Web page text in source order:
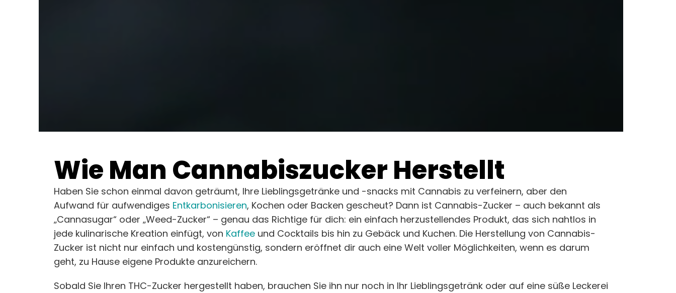
Wie Man Cannabiszucker Herstellt
Haben Sie schon einmal davon geträumt, Ihre Lieblingsgetränke und -snacks mit Cannabis zu verfeinern, aber den
Aufwand für aufwendiges Entkarbonisieren, Kochen oder Backen gescheut? Dann ist Cannabis-Zucker – auch bekannt als
„Cannasugar“ oder „Weed-Zucker“ – genau das Richtige für dich: ein einfach herzustellendes Produkt, das sich nahtlos in
jede kulinarische Kreation einfügt, von Kaffee und Cocktails bis hin zu Gebäck und Kuchen. Die Herstellung von Cannabis-
Zucker ist nicht nur einfach und kostengünstig, sondern eröffnet dir auch eine Welt voller Möglichkeiten, wenn es darum
geht, zu Hause eigene Produkte anzureichern.
Sobald Sie Ihren THC-Zucker hergestellt haben, brauchen Sie ihn nur noch in Ihr Lieblingsgetränk oder auf eine süße Leckerei